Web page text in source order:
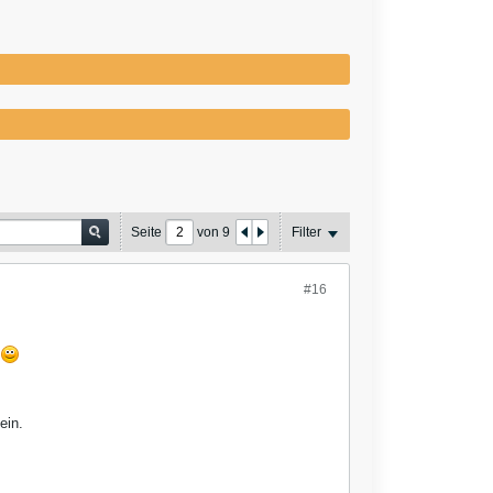
Seite von 9 Filter
#16